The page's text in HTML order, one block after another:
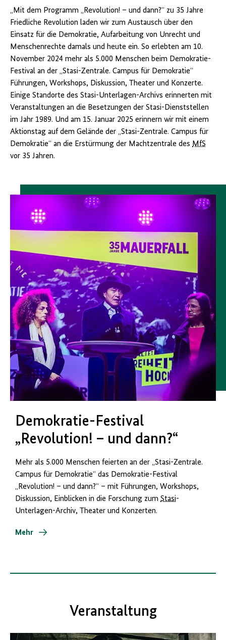
„Mit dem Programm „Revolution! – und dann?“ zu 35 Jahre
Friedliche Revolution laden wir zum Austausch über den
Einsatz für die Demokratie, Aufarbeitung von Unrecht und
Menschenrechte damals und heute ein. So erlebten am 10.
November 2024 mehr als 5.000 Menschen beim Demokratie-
Festival an der „Stasi-Zentrale. Campus für Demokratie“
Führungen, Workshops, Diskussion, Theater und Konzerte.
Einige Standorte des Stasi-Unterlagen-Archivs erinnerten mit
Veranstaltungen an die Besetzungen der Stasi-Dienststellen
im Jahr 1989. Und am 15. Januar 2025 erinnern wir mit einem
Aktionstag auf dem Gelände der „Stasi-Zentrale. Campus für
Demokratie“ an die Erstürmung der Machtzentrale des MfS
vor 35 Jahren.
Demokratie-Festival
„Revolution! – und dann?“
Mehr als 5.000 Menschen feierten an der „Stasi-Zentrale.
Campus für Demokratie“ das Demokratie-Festival
„Revolution! – und dann?“ – mit Führungen, Workshops,
Diskussion, Einblicken in die Forschung zum Stasi-
Unterlagen-Archiv, Theater und Konzerten.
Mehr
Veranstaltung